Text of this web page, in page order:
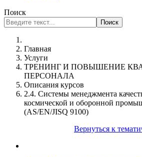
Поиск
Поиск
Главная
Услуги
ТРЕНИНГ И ПОВЫШЕНИЕ
ПЕРСОНАЛА
Описания курсов
2.4. Системы менеджмента
космической и оборонной
(AS/EN/JISQ 9100)
Вернуться к